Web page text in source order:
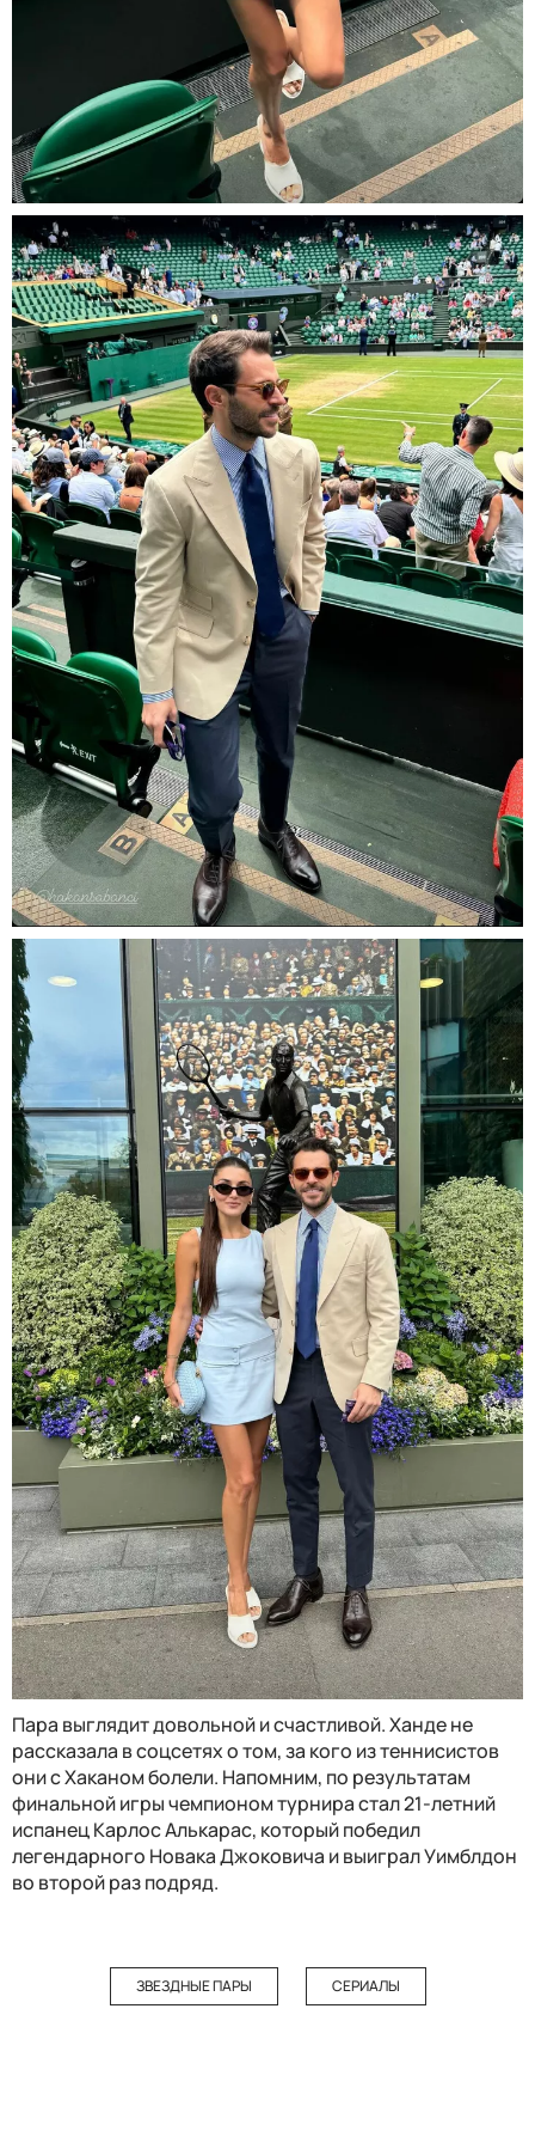
Пара выглядит довольной и счастливой. Ханде не
рассказала в соцсетях о том, за кого из теннисистов
они с Хаканом болели. Напомним, по результатам
финальной игры чемпионом турнира стал 21-летний
испанец Карлос Алькарас, который победил
легендарного Новака Джоковича и выиграл Уимблдон
во второй раз подряд.
ЗВЕЗДНЫЕ ПАРЫ СЕРИАЛЫ